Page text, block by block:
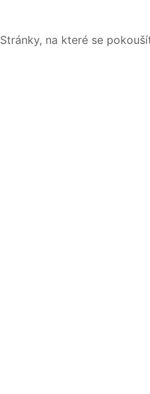
Stránky, na které se